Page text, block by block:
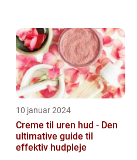
10 januar 2024
Creme til uren hud - Den
ultimative guide til
effektiv hudpleje